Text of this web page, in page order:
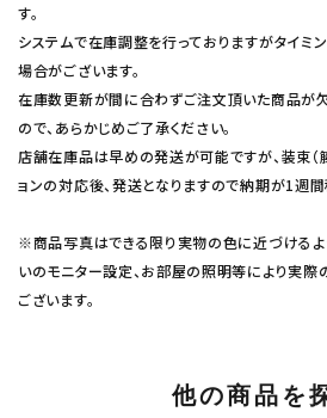
す。
システムで在庫調整を行っておりますがタイミ
場合がございます。
在庫数更新が間に合わずご注文頂いた商品が
ので、あらかじめご了承ください。
店舗在庫品は早めの発送が可能ですが、装束（
ョンの対応後、発送となりますので納期が1週
※商品写真はできる限り実物の色に近づけるよ
いのモニター設定、お部屋の照明等により実
ございます。
他の商品を